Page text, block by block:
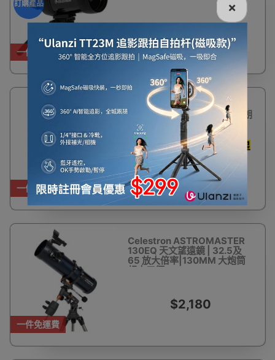
一件免運費
訂購產品
一件免運費
OFF
美國Celestron STARSENSE
EXPLORER™ LT 80AZ 星特朗
天文望遠鏡 (智能手機輔助尋
星)
送專門手機APP 助你瞄準星
體 教你搵星星
$1,580 $1,880
一件免運費
Celestron ASTROMASTER
130EQ 天文望遠鏡 | 32.5及
65 放大倍率|130MM 大炮筒
超大口徑
$2,180
×